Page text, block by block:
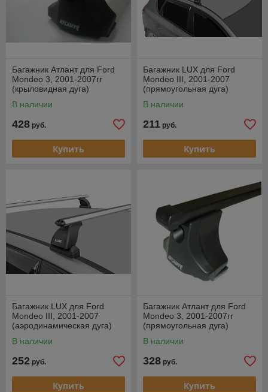
Багажник Атлант для Ford
Mondeo 3, 2001-2007гг
(крыловидная дуга)
В наличии
428 руб.
Купить
Багажник LUX для Ford
Mondeo III, 2001-2007
(прямоугольная дуга)
В наличии
211 руб.
Купить
Багажник LUX для Ford
Mondeo III, 2001-2007
(аэродинамическая дуга)
В наличии
252 руб.
Купить
Багажник Атлант для Ford
Mondeo 3, 2001-2007гг
(прямоугольная дуга)
В наличии
328 руб.
Купить